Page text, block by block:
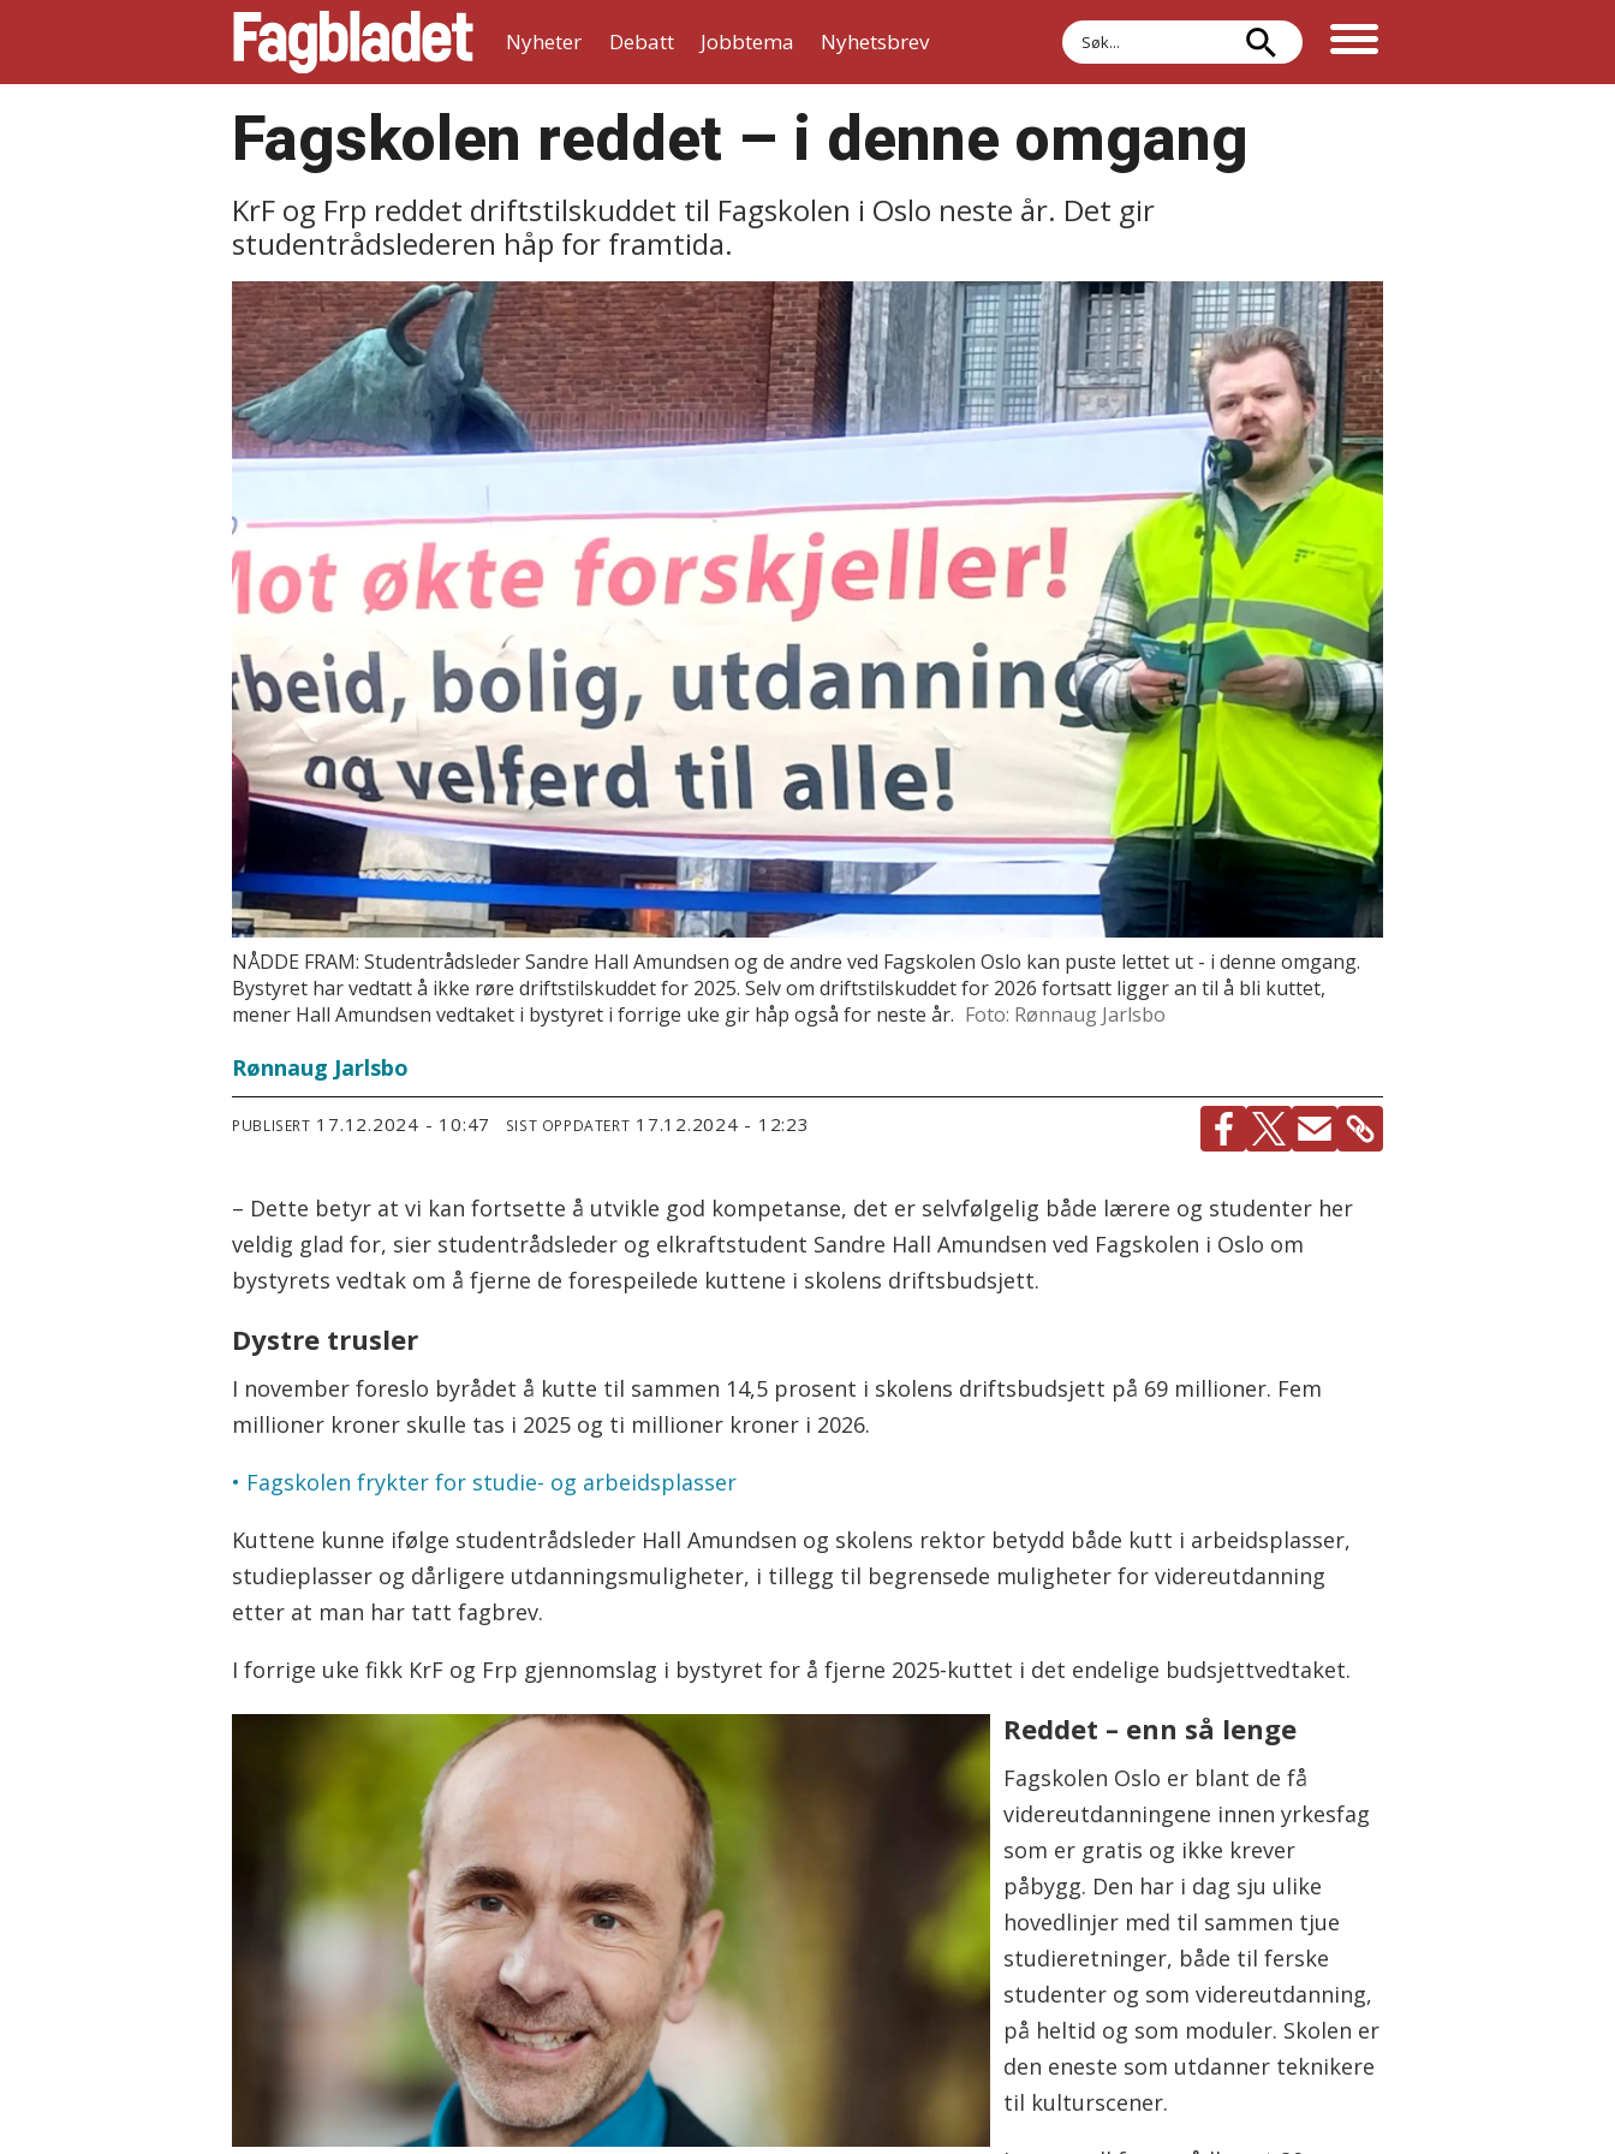
Nyheter Debatt Jobbtema Nyhetsbrev
Søk
Fagskolen reddet –⁠ i denne omgang
KrF og Frp reddet driftstilskuddet til Fagskolen i Oslo neste år. Det gir
studentrådslederen håp for framtida.
NÅDDE FRAM: Studentrådsleder Sandre Hall Amundsen og de andre ved Fagskolen Oslo kan puste lettet ut - i denne omgang.
Bystyret har vedtatt å ikke røre driftstilskuddet for 2025. Selv om driftstilskuddet for 2026 fortsatt ligger an til å bli kuttet,
mener Hall Amundsen vedtaket i bystyret i forrige uke gir håp også for neste år. Foto: Rønnaug Jarlsbo
Rønnaug Jarlsbo
PUBLISERT 17.12.2024 - 10:47 SIST OPPDATERT 17.12.2024 - 12:23
– Dette betyr at vi kan fortsette å utvikle god kompetanse, det er selvfølgelig både lærere og studenter her
veldig glad for, sier studentrådsleder og elkraftstudent Sandre Hall Amundsen ved Fagskolen i Oslo om
bystyrets vedtak om å fjerne de forespeilede kuttene i skolens driftsbudsjett.
Dystre trusler
I november foreslo byrådet å kutte til sammen 14,5 prosent i skolens driftsbudsjett på 69 millioner. Fem
millioner kroner skulle tas i 2025 og ti millioner kroner i 2026.
• Fagskolen frykter for studie- og arbeidsplasser
Kuttene kunne ifølge studentrådsleder Hall Amundsen og skolens rektor betydd både kutt i arbeidsplasser,
studieplasser og dårligere utdanningsmuligheter, i tillegg til begrensede muligheter for videreutdanning
etter at man har tatt fagbrev.
I forrige uke fikk KrF og Frp gjennomslag i bystyret for å fjerne 2025-kuttet i det endelige budsjettvedtaket.
Reddet – enn så lenge
Fagskolen Oslo er blant de få
videreutdanningene innen yrkesfag
som er gratis og ikke krever
påbygg. Den har i dag sju ulike
hovedlinjer med til sammen tjue
studieretninger, både til ferske
studenter og som videreutdanning,
på heltid og som moduler. Skolen er
den eneste som utdanner teknikere
til kulturscener.